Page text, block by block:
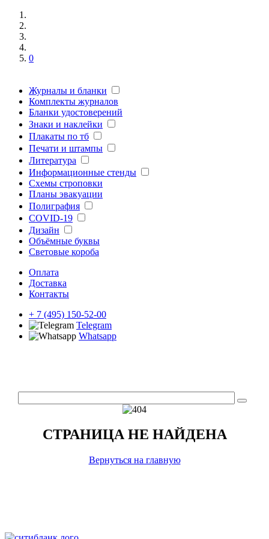
0
Журналы и бланки
Комплекты журналов
Бланки удостоверений
Знаки и наклейки
Плакаты по тб
Печати и штампы
Литература
Информационные стенды
Схемы строповки
Планы эвакуации
Полиграфия
COVID-19
Дизайн
Объёмные буквы
Световые короба
Оплата
Доставка
Контакты
+ 7 (495) 150-52-00
Telegram
Whatsapp
СТРАНИЦА НЕ НАЙДЕНА
Вернуться на главную